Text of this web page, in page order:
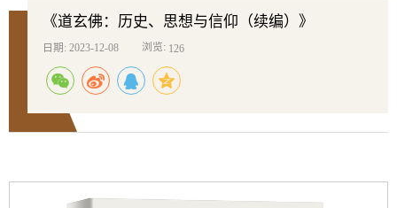
《道玄佛：历史、思想与信仰（续编）》
日期: 2023-12-08 浏览: 126